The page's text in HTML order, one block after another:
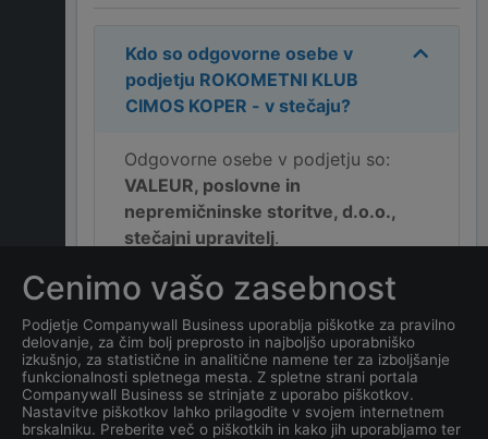
Kdo so odgovorne osebe v
podjetju ROKOMETNI KLUB
CIMOS KOPER - v stečaju?
Odgovorne osebe v podjetju so:
VALEUR, poslovne in
nepremičninske storitve, d.o.o.,
stečajni upravitelj.
Kakšen je naslov podjetja
ROKOMETNI KLUB CIMOS
KOPER - v stečaju?
Kateri je datum ustanovitve
podjetja ROKOMETNI KLUB
Cenimo vašo zasebnost
Podjetje Companywall Business uporablja piškotke za pravilno
delovanje, za čim bolj preprosto in najboljšo uporabniško
izkušnjo, za statistične in analitične namene ter za izboljšanje
funkcionalnosti spletnega mesta. Z spletne strani portala
Companywall Business se strinjate z uporabo piškotkov.
Nastavitve piškotkov lahko prilagodite v svojem internetnem
brskalniku. Preberite več o piškotkih in kako jih uporabljamo ter